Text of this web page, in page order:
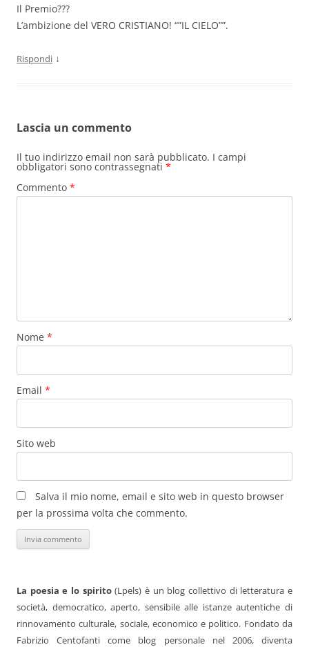
Il Premio???
L’ambizione del VERO CRISTIANO! “”IL CIELO””.
Rispondi ↓
Lascia un commento
Il tuo indirizzo email non sarà pubblicato. I campi
obbligatori sono contrassegnati *
Commento *
Nome *
Email *
Sito web
Salva il mio nome, email e sito web in questo browser
per la prossima volta che commento.
La poesia e lo spirito(Lpels) è un blog collettivo di letteratura e
società, democratico, aperto, sensibile alle istanze autentiche di
rinnovamento culturale, sociale, economico e politico. Fondato da
Fabrizio Centofanti come blog personale nel 2006, diventa